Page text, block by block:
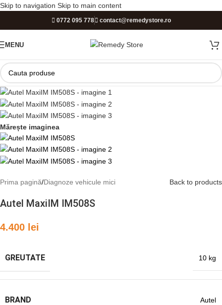
Skip to navigation Skip to main content
PROGRAM DE LUCRU
Luni-Vineri: Sâmbătă: 09:00 - 12:00 |
0772 095 778 contact@remedystore.ro
MENU
Mărește imaginea
Prima pagină/Diagnoze vehicule mici Back to products
Autel MaxiIM IM508S
4.400 lei
GREUTATE 10 kg
BRAND Autel